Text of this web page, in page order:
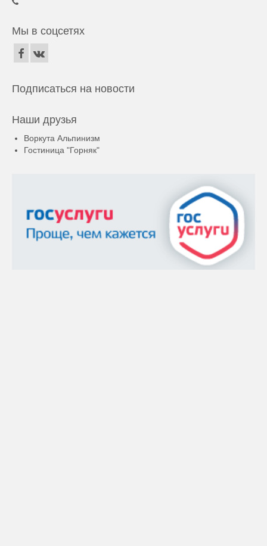
Мы в соцсетях
Подписаться на новости
Наши друзья
Воркута Альпинизм
Гостиница "Горняк"